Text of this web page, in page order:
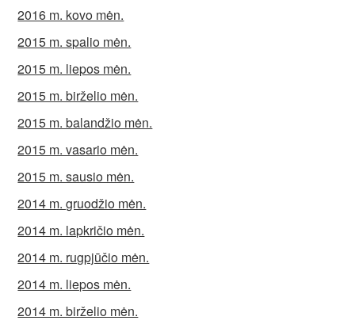
2016 m. kovo mėn.
2015 m. spalio mėn.
2015 m. liepos mėn.
2015 m. birželio mėn.
2015 m. balandžio mėn.
2015 m. vasario mėn.
2015 m. sausio mėn.
2014 m. gruodžio mėn.
2014 m. lapkričio mėn.
2014 m. rugpjūčio mėn.
2014 m. liepos mėn.
2014 m. birželio mėn.